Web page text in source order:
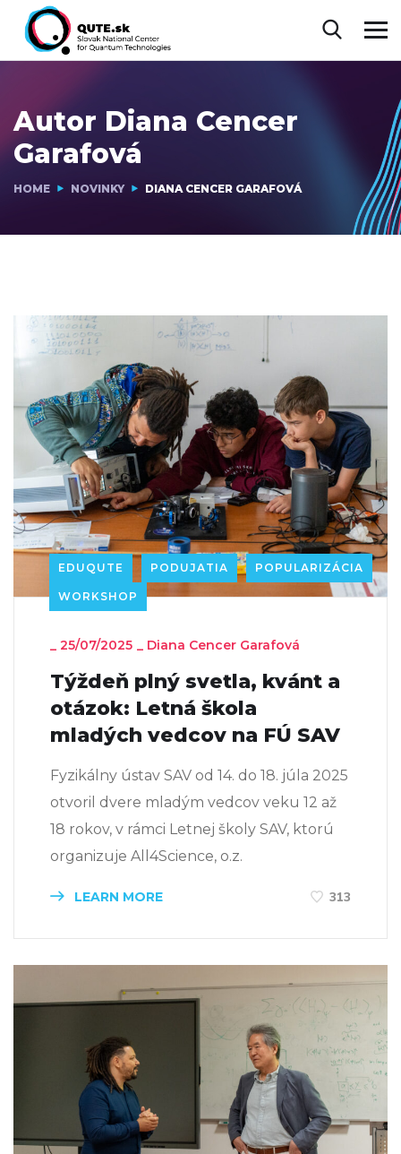
Autor Diana Cencer
Garafová
HOME NOVINKY DIANA CENCER GARAFOVÁ
EDUQUTE PODUJATIA POPULARIZÁCIA
WORKSHOP
_ 25/07/2025 _ Diana Cencer Garafová
Týždeň plný svetla, kvánt a
otázok: Letná škola
mladých vedcov na FÚ SAV
Fyzikálny ústav SAV od 14. do 18. júla 2025
otvoril dvere mladým vedcov veku 12 až
18 rokov, v rámci Letnej školy SAV, ktorú
organizuje All4Science, o.z.
LEARN MORE 313